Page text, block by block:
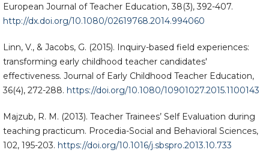
European Journal of Teacher Education, 38(3), 392-407.
http://dx.doi.org/10.1080/02619768.2014.994060
Linn, V., & Jacobs, G. (2015). Inquiry-based field experiences:
transforming early childhood teacher candidates'
effectiveness. Journal of Early Childhood Teacher Education,
36(4), 272-288. https://doi.org/10.1080/10901027.2015.1100143
Majzub, R. M. (2013). Teacher Trainees’ Self Evaluation during
teaching practicum. Procedia-Social and Behavioral Sciences,
102, 195-203. https://doi.org/10.1016/j.sbspro.2013.10.733